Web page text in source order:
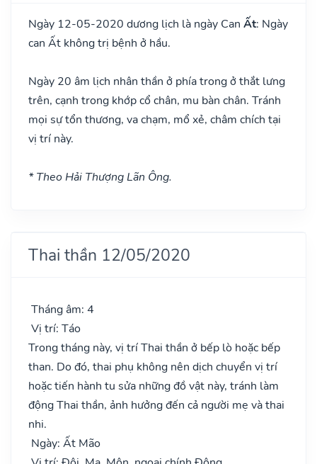
Ngày 12-05-2020 dương lịch là ngày Can Ất: Ngày
can Ất không trị bệnh ở hầu.
Ngày 20 âm lịch nhân thần ở phía trong ở thắt lưng
trên, cạnh trong khớp cổ chân, mu bàn chân. Tránh
mọi sự tổn thương, va chạm, mổ xẻ, châm chích tại
vị trí này.
* Theo Hải Thượng Lãn Ông.
Thai thần 12/05/2020
Tháng âm: 4
Vị trí: Táo
Trong tháng này, vị trí Thai thần ở bếp lò hoặc bếp
than. Do đó, thai phụ không nên dịch chuyển vị trí
hoặc tiến hành tu sửa những đồ vật này, tránh làm
động Thai thần, ảnh hưởng đến cả người mẹ và thai
nhi.
Ngày: Ất Mão